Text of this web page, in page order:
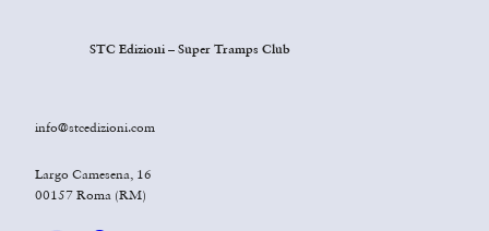
STC Edizioni – Super Tramps Club
info@stcedizioni.com
Largo Camesena, 16
00157 Roma (RM)